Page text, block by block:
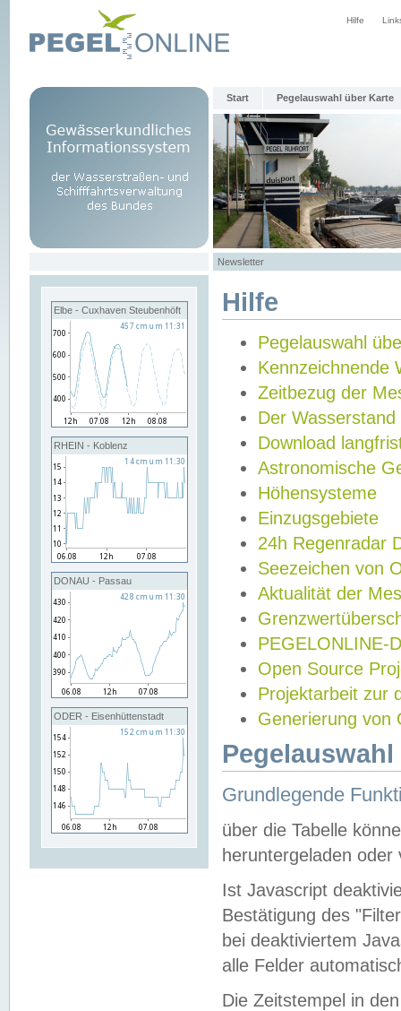
Hilfe
Start Pegelauswahl über Karte
Newsletter
Elbe - Cuxhaven Steubenhöft
RHEIN - Koblenz
DONAU - Passau
ODER - Eisenhüttenstadt
Hilfe
Pegelauswahl
Kennzeichnende
Zeitbezug der
Der Wasserstand
Download
Astronomische
Höhensysteme
Einzugsgebiete
24h Regenradar
Seezeichen von
Aktualität der
PEGELONLINE-
Open Source
Projektarbeit zur
Generierung von
Grundlegende
über die Tabelle
heruntergeladen oder
Ist Javascript
Bestätigung des
bei deaktiviertem
alle Felder
Die Zeitstempel in